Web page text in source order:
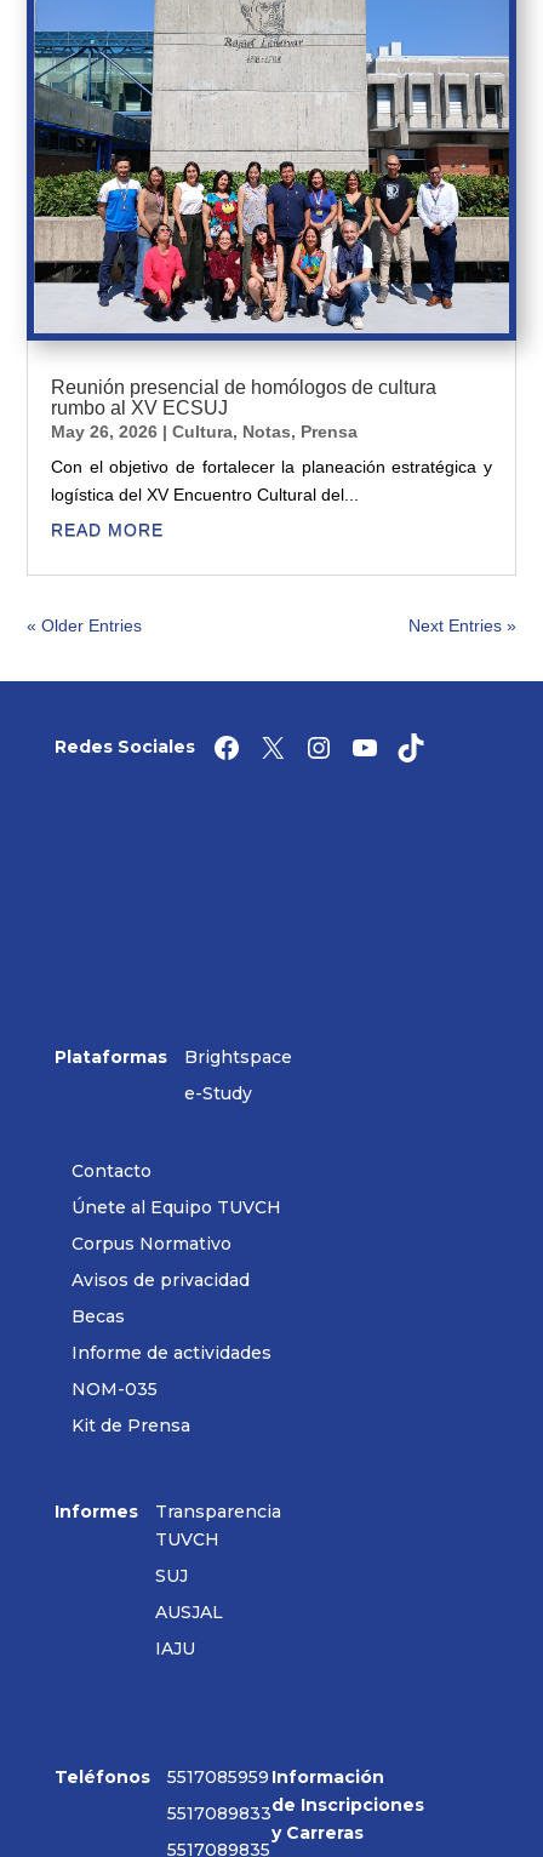
Reunión presencial de homólogos de cultura
rumbo al XV ECSUJ
May 26, 2026 |Cultura, Notas, Prensa
Con el objetivo de fortalecer la planeación estratégica y
logística del XV Encuentro Cultural del...
READ MORE
« Older Entries Next Entries »
Redes Sociales Facebook
X Instagram
YouTube
TikTok
Plataformas
Brightspace
e-Study
Contacto
Únete al Equipo TUVCH
Corpus Normativo
Avisos de privacidad
Becas
Informe de actividades
NOM-035
Kit de Prensa
Informes
Transparencia
TUVCH
SUJ
AUSJAL
IAJU
Teléfonos
5517085959
5517089833
5517089835
Información
de Inscripciones
y Carreras